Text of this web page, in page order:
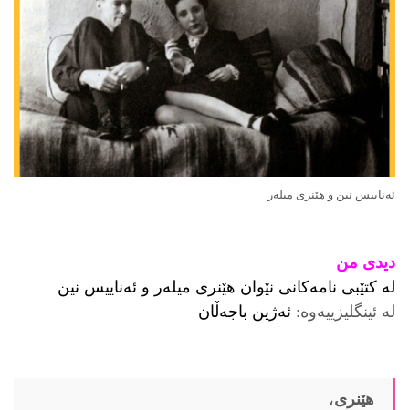
ئه‌ناییس نین و هێنری میله‌ر
دیدی من
له‌ كتێبی نامه‌كانی نێوان هێنری میله‌ر و ئه‌ناییس نین
له‌ ئینگلیزییه‌وه‌: ئەژین باجەڵان
هێنری،